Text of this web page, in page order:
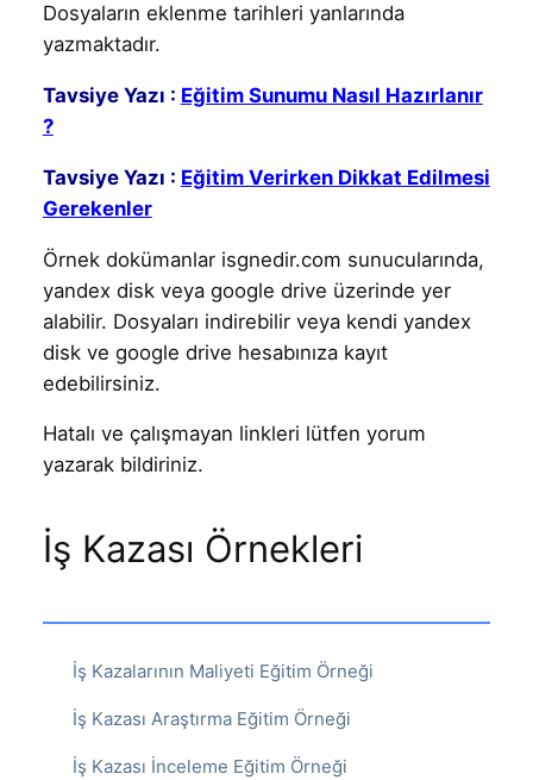
Dosyaların eklenme tarihleri yanlarında
yazmaktadır.
Tavsiye Yazı : Eğitim Sunumu Nasıl Hazırlanır
?
Tavsiye Yazı : Eğitim Verirken Dikkat Edilmesi
Gerekenler
Örnek dokümanlar isgnedir.com sunucularında,
yandex disk veya google drive üzerinde yer
alabilir. Dosyaları indirebilir veya kendi yandex
disk ve google drive hesabınıza kayıt
edebilirsiniz.
Hatalı ve çalışmayan linkleri lütfen yorum
yazarak bildiriniz.
İş Kazası Örnekleri
İş Kazalarının Maliyeti Eğitim Örneği
İş Kazası Araştırma Eğitim Örneği
İş Kazası İnceleme Eğitim Örneği